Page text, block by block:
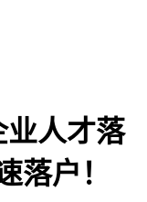
业人才落
落户！